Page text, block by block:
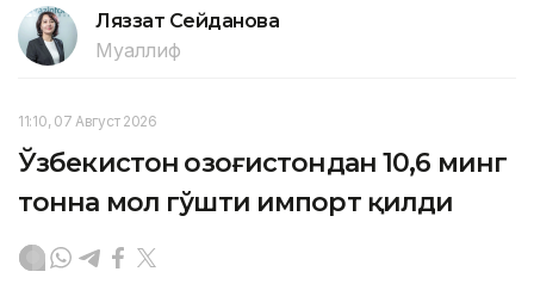
Ляззат Сейданова
Муаллиф
11:10, 07 Август 2026
Ўзбекистон Қозоғистондан 10,6 минг
тонна мол гўшти импорт қилди